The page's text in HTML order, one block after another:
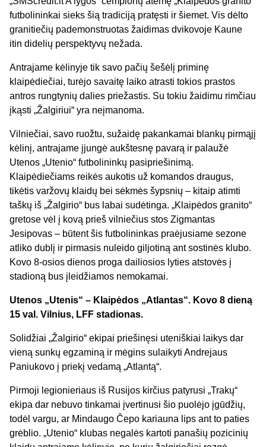
futbolininkai sieks šią tradiciją pratęsti ir šiemet. Vis dėlto
granitiečių pademonstruotas žaidimas dvikovoje Kaune
itin didelių perspektyvų nežada.
Antrajame kėlinyje tik savo pačių šešėlį priminę
klaipėdiečiai, turėjo savaitę laiko atrasti tokios prastos
antros rungtynių dalies priežastis. Su tokiu žaidimu rimčiau
įkąsti „Žalgiriui“ yra neįmanoma.
Vilniečiai, savo ruožtu, sužaidę pakankamai blankų pirmąjį
kėlinį, antrajame įjungė aukštesnę pavarą ir palaužė
Utenos „Utenio“ futbolininkų pasipriešinimą.
Klaipėdiečiams reikės aukotis už komandos draugus,
tikėtis varžovų klaidų bei sėkmės šypsnių – kitaip atimti
taškų iš „Žalgirio“ bus labai sudėtinga. „Klaipėdos granito“
gretose vėl į kovą prieš vilniečius stos Zigmantas
Jesipovas – būtent šis futbolininkas praėjusiame sezone
atliko dublį ir pirmasis nuleido giljotiną ant sostinės klubo.
Kovo 8-osios dienos proga dailiosios lyties atstovės į
stadioną bus įleidžiamos nemokamai.
Utenos „Utenis“ – Klaipėdos „Atlantas“. Kovo 8 dieną
15 val. Vilnius, LFF stadionas.
Solidžiai „Žalgirio“ ekipai priešinęsi uteniškiai laikys dar
vieną sunkų egzaminą ir mėgins sulaikyti Andrejaus
Paniukovo į priekį vedamą „Atlantą“.
Pirmoji legionieriaus iš Rusijos kirčius patyrusi „Trakų“
ekipa dar nebuvo tinkamai įvertinusi šio puolėjo įgūdžių,
todėl vargu, ar Mindaugo Čepo kariauna lips ant to paties
grėblio. „Utenio“ klubas negalės kartoti panašių pozicinių